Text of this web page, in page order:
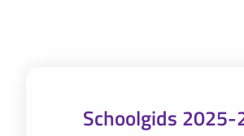
Schoolgids 2025-